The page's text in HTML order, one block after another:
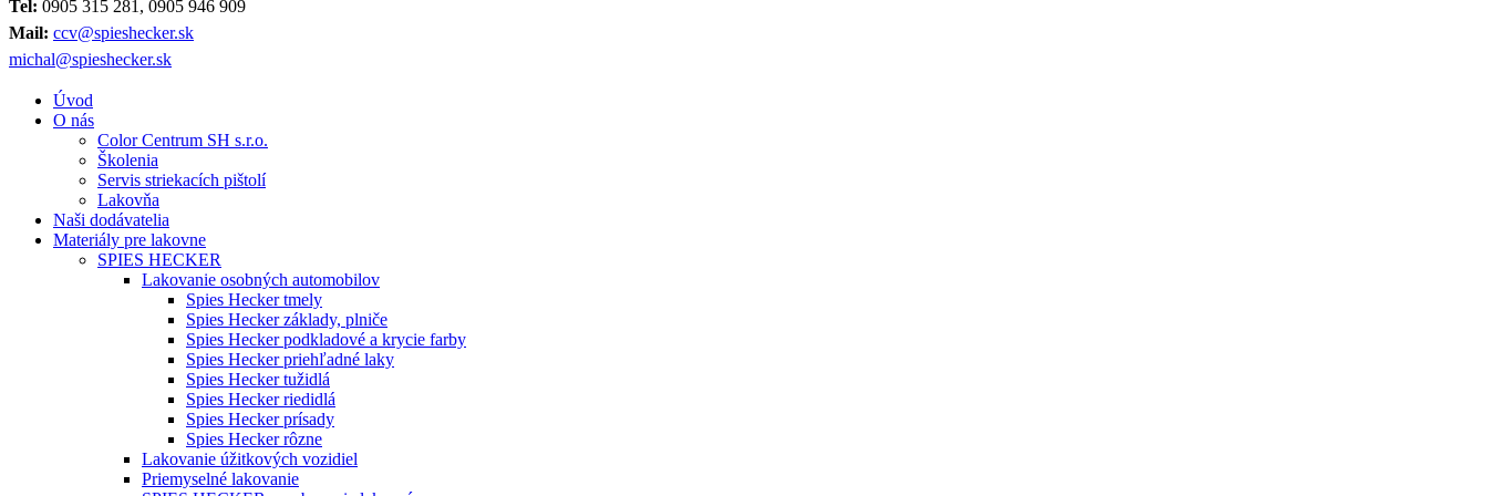
Tel: 0905 315 281, 0905 946 909
Mail: ccv@spieshecker.sk
michal@spieshecker.sk
Úvod
O nás
Color Centrum SH s.r.o.
Školenia
Servis striekacích pištolí
Lakovňa
Naši dodávatelia
Materiály pre lakovne
SPIES HECKER
Lakovanie osobných automobilov
Spies Hecker tmely
Spies Hecker základy, plniče
Spies Hecker podkladové a krycie farby
Spies Hecker priehľadné laky
Spies Hecker tužidlá
Spies Hecker riedidlá
Spies Hecker prísady
Spies Hecker rôzne
Lakovanie úžitkových vozidiel
Priemyselné lakovanie